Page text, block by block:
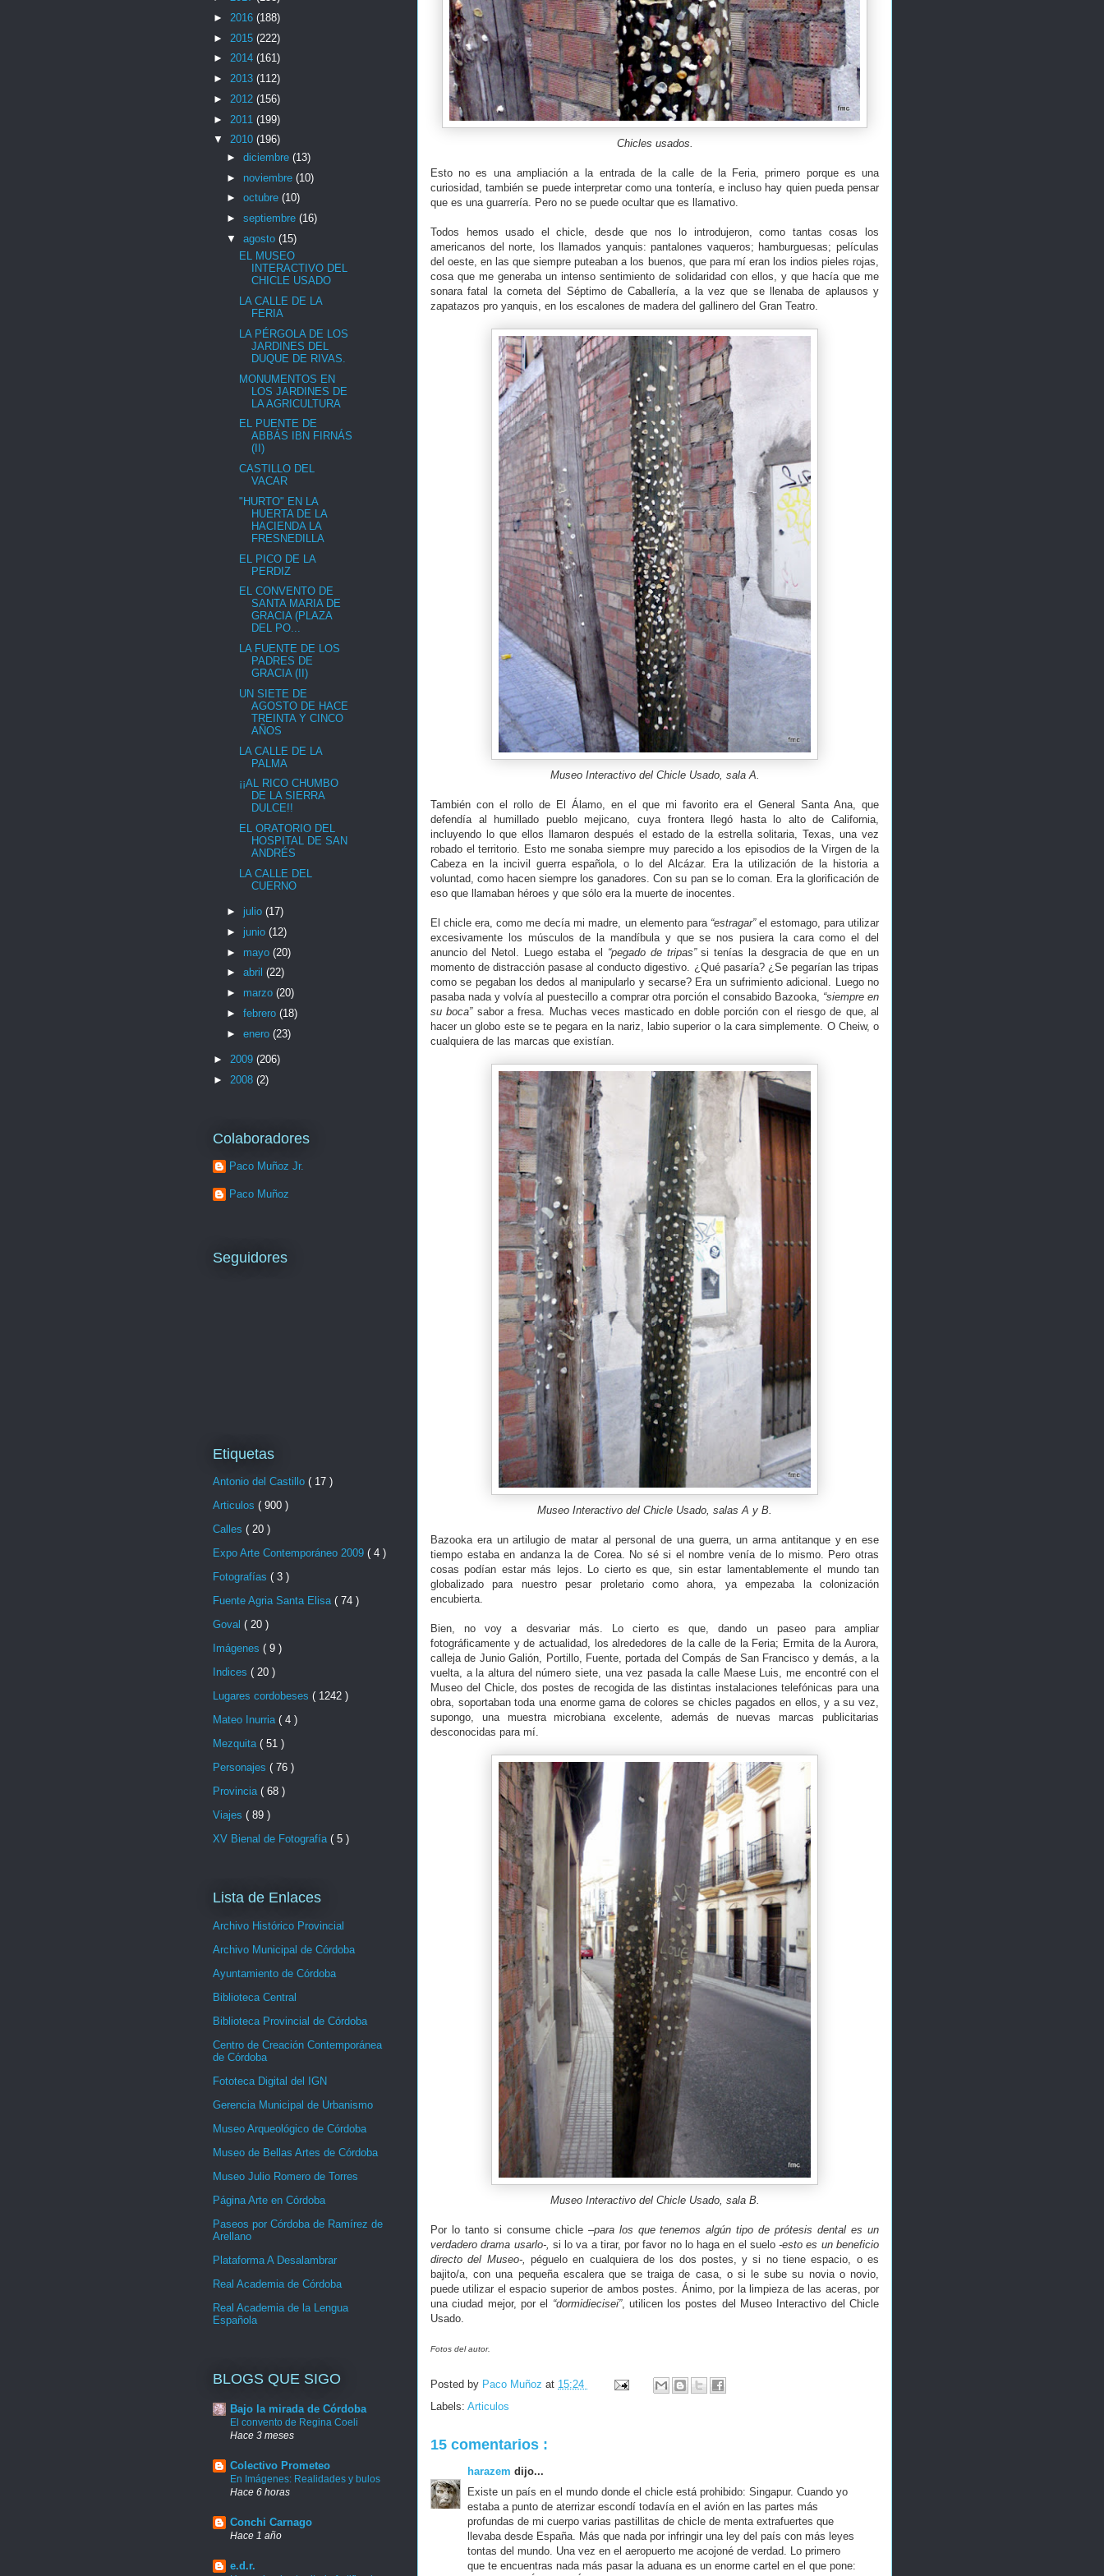
Chicles usados.
Esto no es una ampliación a la entrada de la calle de la Feria, primero porque es una
curiosidad, también se puede interpretar como una tontería, e incluso hay quien pueda pensar
que es una guarrería. Pero no se puede ocultar que es llamativo.
Todos hemos usado el chicle, desde que nos lo introdujeron, como tantas cosas los
americanos del norte, los llamados yanquis: pantalones vaqueros; hamburguesas; películas
del oeste, en las que siempre puteaban a los buenos, que para mí eran los indios pieles rojas,
cosa que me generaba un intenso sentimiento de solidaridad con ellos, y que hacía que me
sonara fatal la corneta del Séptimo de Caballería, a la vez que se llenaba de aplausos y
zapatazos pro yanquis, en los escalones de madera del gallinero del Gran Teatro.
Museo Interactivo del Chicle Usado, sala A.
También con el rollo de El Álamo, en el que mi favorito era el General Santa Ana, que
defendía al humillado pueblo mejicano, cuya frontera llegó hasta lo alto de California,
incluyendo lo que ellos llamaron después el estado de la estrella solitaria, Texas, una vez
robado el territorio. Esto me sonaba siempre muy parecido a los episodios de la Virgen de la
Cabeza en la incivil guerra española, o lo del Alcázar. Era la utilización de la historia a
voluntad, como hacen siempre los ganadores. Con su pan se lo coman. Era la glorificación de
eso que llamaban héroes y que sólo era la muerte de inocentes.
El chicle era, como me decía mi madre, un elemento para “estragar”el estomago, para utilizar
excesivamente los músculos de la mandíbula y que se nos pusiera la cara como el del
anuncio del Netol. Luego estaba el “pegado de tripas”si tenías la desgracia de que en un
momento de distracción pasase al conducto digestivo. ¿Qué pasaría? ¿Se pegarían las tripas
como se pegaban los dedos al manipularlo y secarse? Era un sufrimiento adicional. Luego no
pasaba nada y volvía al puestecillo a comprar otra porción el consabido Bazooka, “siempre en
su boca”sabor a fresa. Muchas veces masticado en doble porción con el riesgo de que, al
hacer un globo este se te pegara en la nariz, labio superior o la cara simplemente. O Cheiw, o
cualquiera de las marcas que existían.
Museo Interactivo del Chicle Usado, salas A y B.
Bazooka era un artilugio de matar al personal de una guerra, un arma antitanque y en ese
tiempo estaba en andanza la de Corea. No sé si el nombre venía de lo mismo. Pero otras
cosas podían estar más lejos. Lo cierto es que, sin estar lamentablemente el mundo tan
globalizado para nuestro pesar proletario como ahora, ya empezaba la colonización
encubierta.
Bien, no voy a desvariar más. Lo cierto es que, dando un paseo para ampliar
fotográficamente y de actualidad, los alrededores de la calle de la Feria; Ermita de la Aurora,
calleja de Junio Galión, Portillo, Fuente, portada del Compás de San Francisco y demás, a la
vuelta, a la altura del número siete, una vez pasada la calle Maese Luis, me encontré con el
Museo del Chicle, dos postes de recogida de las distintas instalaciones telefónicas para una
obra, soportaban toda una enorme gama de colores se chicles pagados en ellos, y a su vez,
supongo, una muestra microbiana excelente, además de nuevas marcas publicitarias
desconocidas para mí.
Museo Interactivo del Chicle Usado, sala B.
Por lo tanto si consume chicle –para los que tenemos algún tipo de prótesis dental es un
verdadero drama usarlo-, si lo va a tirar, por favor no lo haga en el suelo-esto es un beneficio
directo del Museo-, péguelo en cualquiera de los dos postes, y si no tiene espacio, o es
bajito/a, con una pequeña escalera que se traiga de casa, o si le sube su novia o novio,
puede utilizar el espacio superior de ambos postes. Ánimo, por la limpieza de las aceras, por
una ciudad mejor, por el “dormidiecisei”, utilicen los postes del Museo Interactivo del Chicle
Usado.
Fotos del autor.
Posted by Paco Muñoz at 15:24
Labels: Articulos
15 comentarios :
harazem dijo...
Existe un país en el mundo donde el chicle está prohibido: Singapur. Cuando yo
estaba a punto de aterrizar escondí todavía en el avión en las partes más
profundas de mi cuerpo varias pastillitas de chicle de menta extrafuertes que
llevaba desde España. Más que nada por infringir una ley del país con más leyes
tontas del mundo. Una vez en el aeropuerto me acojoné de verdad. Lo primero
que te encuentras nada más pasar la aduana es un enorme cartel en el que pone:
► 2016 (188)
► 2015 (222)
► 2014 (161)
► 2013 (112)
► 2012 (156)
► 2011 (199)
▼ 2010 (196)
► diciembre (13)
► noviembre (10)
► octubre (10)
► septiembre (16)
▼ agosto (15)
EL MUSEO
INTERACTIVO DEL
CHICLE USADO
LA CALLE DE LA
FERIA
LA PÉRGOLA DE LOS
JARDINES DEL
DUQUE DE RIVAS.
MONUMENTOS EN
LOS JARDINES DE
LA AGRICULTURA
EL PUENTE DE
ABBÁS IBN FIRNÁS
(II)
CASTILLO DEL
VACAR
"HURTO" EN LA
HUERTA DE LA
HACIENDA LA
FRESNEDILLA
EL PICO DE LA
PERDIZ
EL CONVENTO DE
SANTA MARIA DE
GRACIA (PLAZA
DEL PO...
LA FUENTE DE LOS
PADRES DE
GRACIA (II)
UN SIETE DE
AGOSTO DE HACE
TREINTA Y CINCO
AÑOS
LA CALLE DE LA
PALMA
¡¡AL RICO CHUMBO
DE LA SIERRA
DULCE!!
EL ORATORIO DEL
HOSPITAL DE SAN
ANDRÉS
LA CALLE DEL
CUERNO
► julio (17)
► junio (12)
► mayo (20)
► abril (22)
► marzo (20)
► febrero (18)
► enero (23)
► 2009 (206)
► 2008 (2)
Colaboradores
Paco Muñoz Jr.
Paco Muñoz
Seguidores
Etiquetas
Antonio del Castillo ( 17 )
Articulos ( 900 )
Calles ( 20 )
Expo Arte Contemporáneo 2009 ( 4 )
Fotografías ( 3 )
Fuente Agria Santa Elisa ( 74 )
Goval ( 20 )
Imágenes ( 9 )
Indices ( 20 )
Lugares cordobeses ( 1242 )
Mateo Inurria ( 4 )
Mezquita ( 51 )
Personajes ( 76 )
Provincia ( 68 )
Viajes ( 89 )
XV Bienal de Fotografía ( 5 )
Lista de Enlaces
Archivo Histórico Provincial
Archivo Municipal de Córdoba
Ayuntamiento de Córdoba
Biblioteca Central
Biblioteca Provincial de Córdoba
Centro de Creación Contemporánea
de Córdoba
Fototeca Digital del IGN
Gerencia Municipal de Urbanismo
Museo Arqueológico de Córdoba
Museo de Bellas Artes de Córdoba
Museo Julio Romero de Torres
Página Arte en Córdoba
Paseos por Córdoba de Ramírez de
Arellano
Plataforma A Desalambrar
Real Academia de Córdoba
Real Academia de la Lengua
Española
BLOGS QUE SIGO
Bajo la mirada de Córdoba
El convento de Regina Coeli
Hace 3 meses
Colectivo Prometeo
En Imágenes: Realidades y bulos
Hace 6 horas
Conchi Carnago
Hace 1 año
e.d.r.